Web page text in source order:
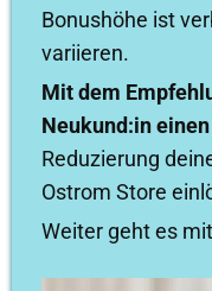
Bonushöhe ist
variieren.
Mit dem
Neukund:in
Reduzierung
Ostrom Store
Weiter geht es